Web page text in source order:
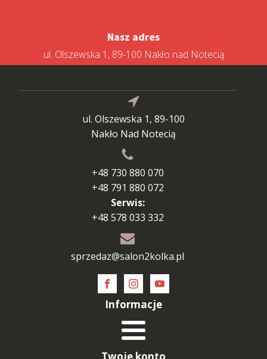
Nasz adres
ul. Olszewska 1, 89-100 Nakło nad Notecią
ul. Olszewska 1, 89-100
Nakło Nad Notecią
+48 730 880 070
+48 791 880 072
Serwis:
+48 578 033 332
sprzedaz@salon2kolka.pl
Informacje
Twoje konto